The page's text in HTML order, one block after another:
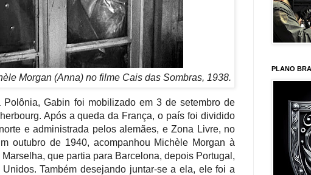
Morgan (Anna) no filme Cais das Sombras, 1938.
Gabin foi mobilizado em 3 de setembro de
Após a queda da França, o país foi dividido
e administrada pelos alemães, e Zona Livre, no
outubro de 1940, acompanhou Michèle Morgan à
que partia para Barcelona, ​​depois Portugal,
Também desejando juntar-se a ela, ele foi a
PLANO